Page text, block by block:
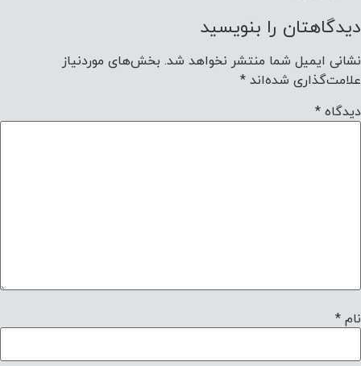
دیدگاهتان را بنویسید
نشانی ایمیل شما منتشر نخواهد شد. بخش‌های موردنیاز
علامت‌گذاری شده‌اند *
دیدگاه *
نام *